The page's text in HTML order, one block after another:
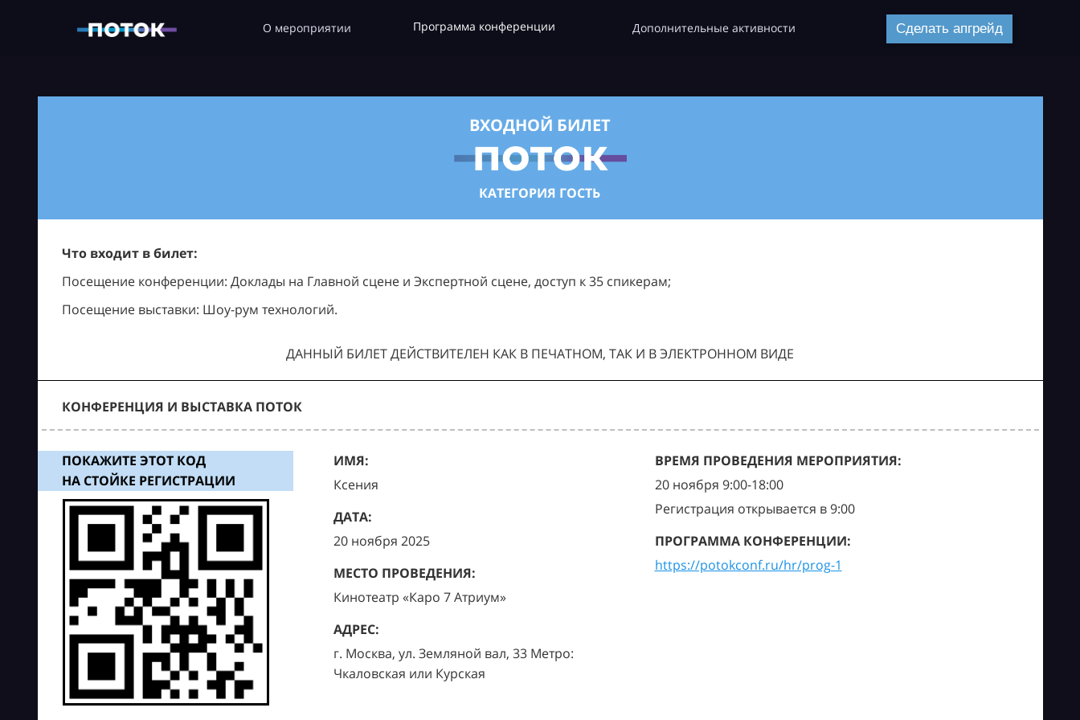
О мероприятии Программа конференции Дополнительные активности Сделать апгрейд
ВХОДНОЙ БИЛЕТ
КАТЕГОРИЯ ГОСТЬ
Что входит в билет:
Посещение конференции: Доклады на Главной сцене и Экспертной сцене, доступ к 35 спикерам;
Посещение выставки: Шоу-рум технологий.
ДАННЫЙ БИЛЕТ ДЕЙСТВИТЕЛЕН КАК В ПЕЧАТНОМ, ТАК И В ЭЛЕКТРОННОМ ВИДЕ
КОНФЕРЕНЦИЯ И ВЫСТАВКА ПОТОК
ПОКАЖИТЕ ЭТОТ КОД
НА СТОЙКЕ РЕГИСТРАЦИИ
ИМЯ:
Ксения
ДАТА:
20 ноября 2025
МЕСТО ПРОВЕДЕНИЯ:
Кинотеатр «Каро 7 Атриум»
АДРЕС:
г. Москва, ул. Земляной вал, 33 Метро:
Чкаловская или Курская
ВРЕМЯ ПРОВЕДЕНИЯ МЕРОПРИЯТИЯ:
20 ноября 9:00-18:00
Регистрация открывается в 9:00
ПРОГРАММА КОНФЕРЕНЦИИ:
https://potokconf.ru/hr/prog-1